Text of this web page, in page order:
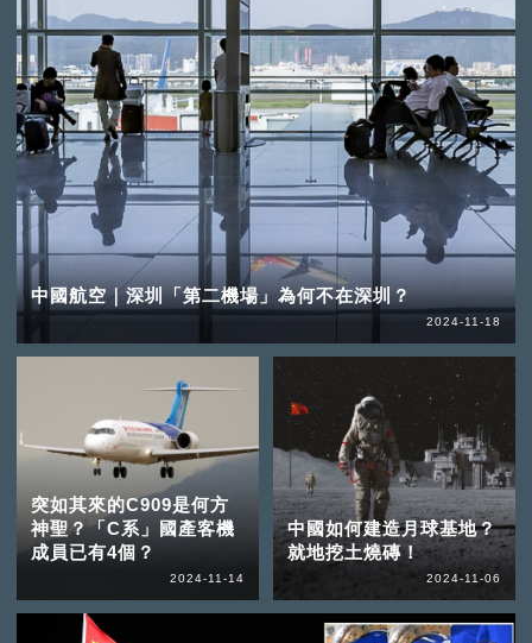
中國航空｜深圳「第二機場」為何不在深圳？
2024-11-18
突如其來的C909是何方
神聖？「C系」國產客機
成員已有4個？
2024-11-14
中國如何建造月球基地？
就地挖土燒磚！
2024-11-06